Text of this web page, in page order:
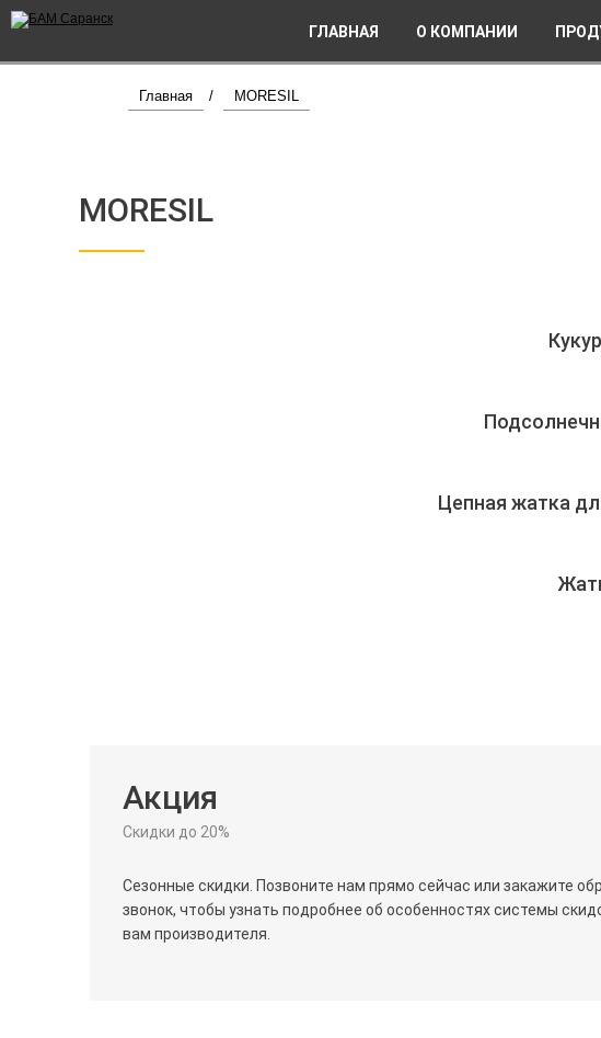
ГЛАВНАЯ О КОМПАНИИ
Главная / MORESIL
MORESIL
Цепная жатка
Акция
Скидки до 20%
Сезонные скидки. Позвоните нам прямо сейчас или закажите
звонок, чтобы узнать подробнее об особенностях системы
вам производителя.